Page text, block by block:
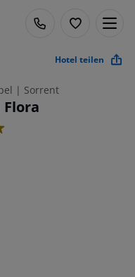
Hotel teilen
| Sorrent